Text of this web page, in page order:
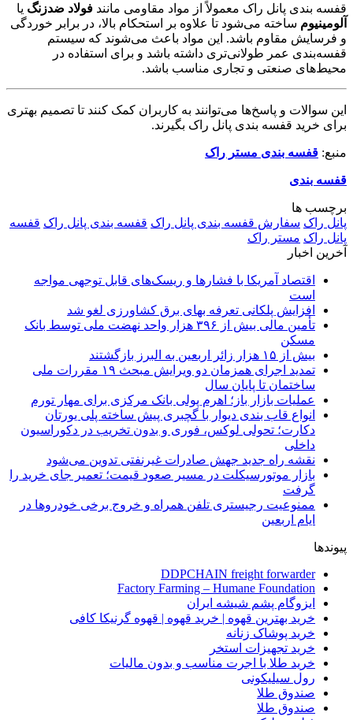
قفسه بندی پانل راک معمولاً از مواد مقاومی مانند فولاد ضدزنگ یا
آلومینیوم ساخته می‌شود تا علاوه بر استحکام بالا، در برابر خوردگی
و فرسایش مقاوم باشد. این مواد باعث می‌شوند که سیستم
قفسه‌بندی عمر طولانی‌تری داشته باشد و برای استفاده در
محیط‌های صنعتی و تجاری مناسب باشد.
این سوالات و پاسخ‌ها می‌توانند به کاربران کمک کنند تا تصمیم بهتری
برای خرید قفسه بندی پانل راک بگیرند.
منبع: قفسه بندی مستر راک
قفسه بندی
برچسب ها
پانل راک سفارش قفسه بندی پانل راک قفسه بندی پانل راک قفسه
پانل راک مستر راک
آخرین اخبار
اقتصاد آمریکا با فشارها و ریسک‌های قابل توجهی مواجه
است
افزایش پلکانی تعرفه بهای برق کشاورزی لغو شد
تأمین مالی بیش از ۳۹۶ هزار واحد نهضت ملی توسط بانک
مسکن
بیش از ۱۵ هزار زائر اربعین به البرز بازگشتند
تمدید اجرای همزمان دو ویرایش مبحث ۱۹ مقررات ملی
ساختمان تا پایان سال
عملیات بازار باز؛ اهرم پولی بانک مرکزی برای مهار تورم
انواع قاب بندی دیوار با گچبری پیش ساخته پلی یورتان
دکارت؛ تحولی لوکس، فوری و بدون تخریب در دکوراسیون
داخلی
نقشه راه جدید جهش صادرات غیرنفتی تدوین می‌شود
بازار موتورسیکلت در مسیر صعود قیمت؛ تعمیر جای خرید را
گرفت
ممنوعیت رجیستری تلفن همراه و خروج برخی خودروها در
ایام اربعین
پیوندها
DDPCHAIN freight forwarder
Factory Farming – Humane Foundation
ایزوگام پشم شیشه ایران
خرید بهترین قهوه | خرید قهوه | قهوه گرنیکا کافی
خرید پوشاک زنانه
خرید تجهیزات استخر
خرید طلا با اجرت مناسب و بدون مالیات
رول سیلیکونی
صندوق طلا
صندوق طلا